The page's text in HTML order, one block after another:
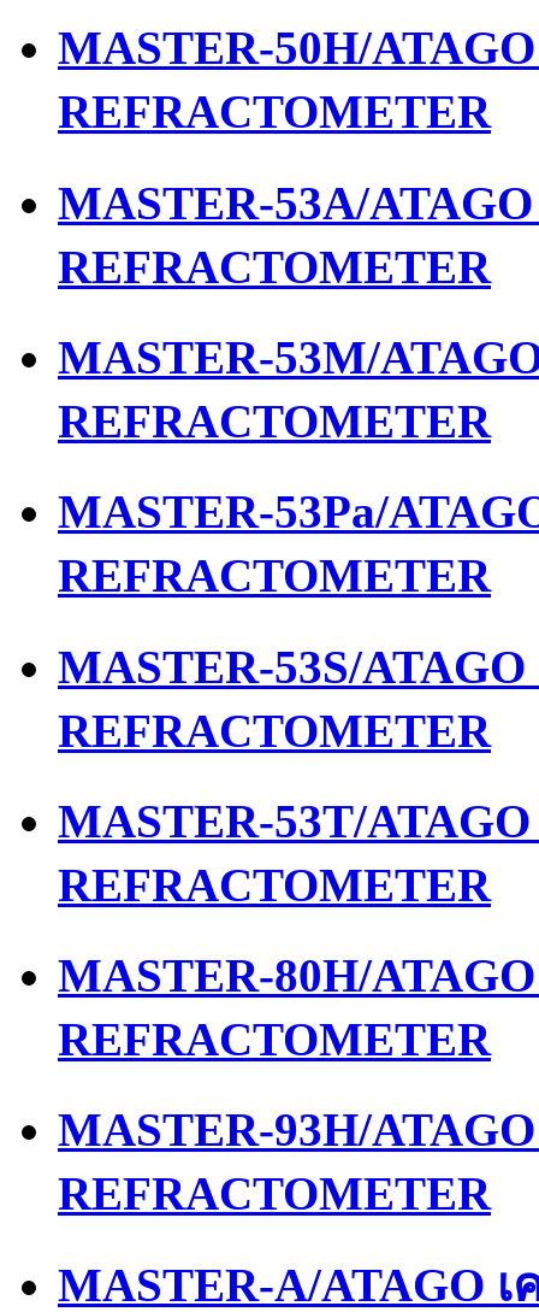
MASTER-50H/
REFRACTOMETER
MASTER-53A/
REFRACTOMETER
MASTER-53M/
REFRACTOMETER
MASTER-53Pa/
REFRACTOMETER
MASTER-53S/
REFRACTOMETER
MASTER-53T/
REFRACTOMETER
MASTER-80H/
REFRACTOMETER
MASTER-93H/
REFRACTOMETER
MASTER-A/ATAGO